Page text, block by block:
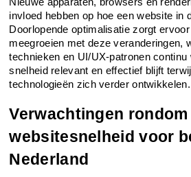
Nieuwe apparaten, browsers en
invloed hebben op hoe een website in
Doorlopende optimalisatie zorgt
meegroeien met deze veranderingen,
technieken en UI/UX-patronen
snelheid relevant en effectief blijft
technologieën zich verder ontwikkelen.
Verwachtingen rondom
websitesnelheid voor
Nederland